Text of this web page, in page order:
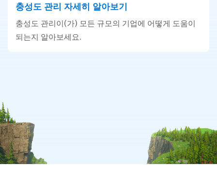
충성도 관리 자세히 알아보기
충성도 관리이(가) 모든 규모의 기업에 어떻게 도움이
되는지 알아보세요.